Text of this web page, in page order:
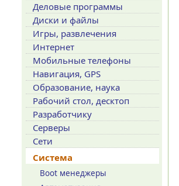
Деловые программы
Диски и файлы
Игры, развлечения
Интернет
Мобильные телефоны
Навигация, GPS
Образование, наука
Рабочий стол, десктоп
Разработчику
Серверы
Сети
Система
Boot менеджеры